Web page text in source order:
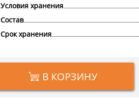
Условия хранения
Состав
Срок хранения
В КОРЗИНУ